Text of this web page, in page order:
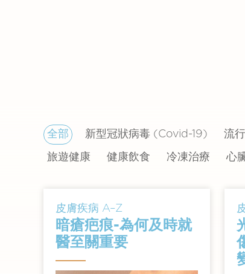
全部 新型冠狀病毒 (Covid-19) 流
旅遊健康 健康飲食 冷凍治療 心
皮膚疾病 A–Z
暗瘡疤痕-為何及時就
醫至關重要